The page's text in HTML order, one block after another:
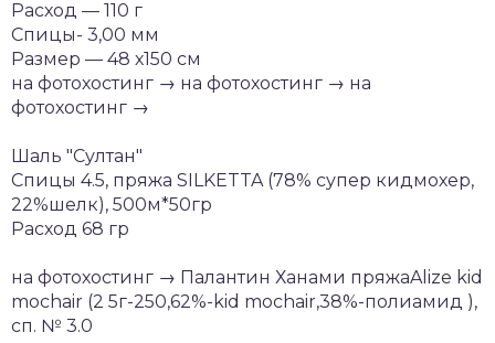
Расход — 110 г
Спицы- 3,00 мм
Размер — 48 х150 см
на фотохостинг → на фотохостинг → на
фотохостинг →
Шаль "Султан"
Спицы 4.5, пряжа SILKETTA (78% супер кидмохер,
22%шелк), 500м*50гр
Расход 68 гр
на фотохостинг → Палантин Ханами пряжаAlize kid
mochair (2 5г-250,62%-kid mochair,38%-полиамид ),
сп. № 3.0